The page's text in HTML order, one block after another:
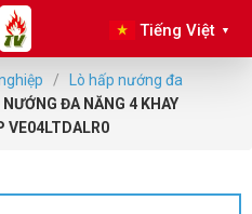
Tiếng Việt ▼
/
Lò hấp nướng đa
NƯỚNG ĐA NĂNG 4 KHAY
VE04LTDALR0